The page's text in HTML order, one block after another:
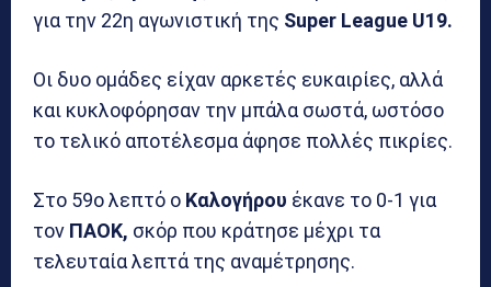
για την 22η αγωνιστική της Super League U19.
Οι δυο ομάδες είχαν αρκετές ευκαιρίες, αλλά
και κυκλοφόρησαν την μπάλα σωστά, ωστόσο
το τελικό αποτέλεσμα άφησε πολλές πικρίες.
Στο 59ο λεπτό ο Καλογήρου έκανε το 0-1 για
τον ΠΑΟΚ, σκόρ που κράτησε μέχρι τα
τελευταία λεπτά της αναμέτρησης.